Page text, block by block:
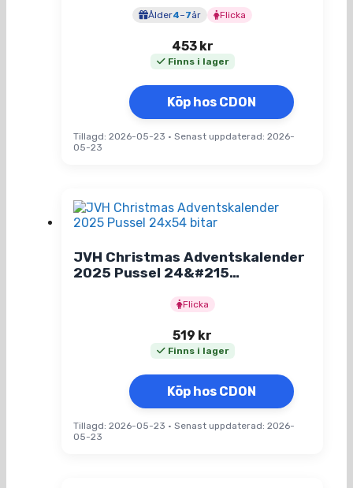
Ålder4–7år Flicka
453 kr
Finns i lager
Köp hos CDON
Tillagd: 2026-05-23 • Senast uppdaterad: 2026-
05-23
JVH Christmas Adventskalender
2025 Pussel 24&#215…
Flicka
519 kr
Finns i lager
Köp hos CDON
Tillagd: 2026-05-23 • Senast uppdaterad: 2026-
05-23